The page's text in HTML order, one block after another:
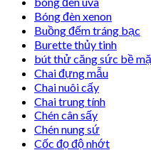
Bóng đèn xenon
Buồng đếm tráng bạc
Burette thủy tinh
bút thử căng sức bề
Chai đựng mẫu
Chai nuôi cấy
Chai trung tính
Chén cân sấy
Chén nung sứ
Cốc đọ độ nhớt